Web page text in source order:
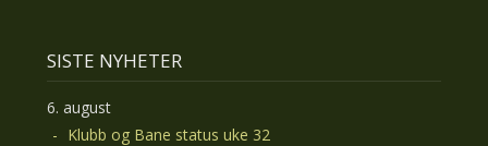
SISTE NYHETER
6. august
Klubb og Bane status uke 32